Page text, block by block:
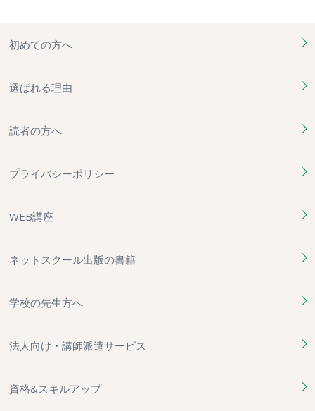
初めての方へ
選ばれる理由
読者の方へ
プライバシーポリシー
WEB講座
ネットスクール出版の書籍
学校の先生方へ
法人向け・講師派遣サービス
資格&スキルアップ